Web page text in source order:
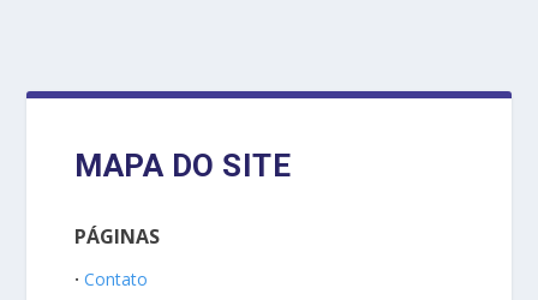
MAPA DO SITE
PÁGINAS
Contato